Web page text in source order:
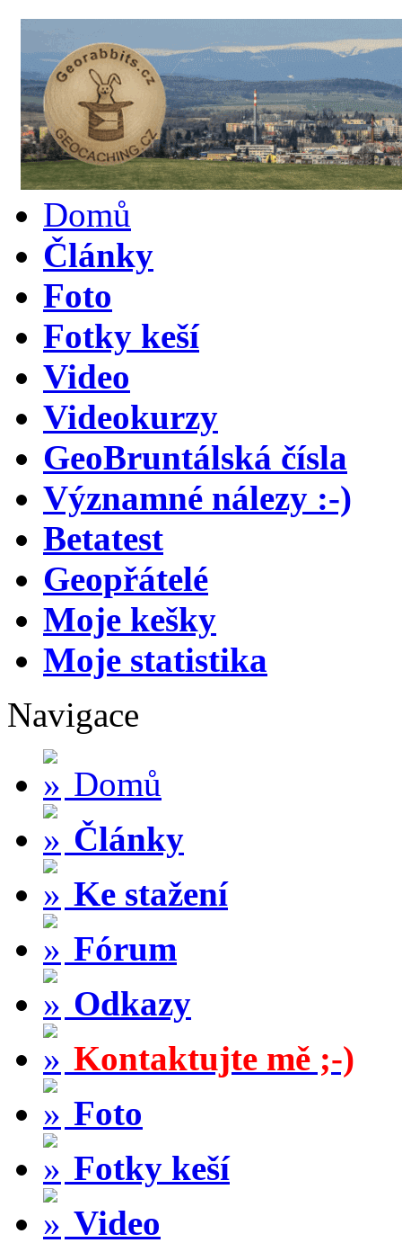
Domů
Články
Foto
Fotky keší
Video
Videokurzy
GeoBruntálská čísla
Významné nálezy :-)
Betatest
Geopřátelé
Moje kešky
Moje statistika
Navigace
Domů
Články
Ke stažení
Fórum
Odkazy
Kontaktujte mě ;-)
Foto
Fotky keší
Video